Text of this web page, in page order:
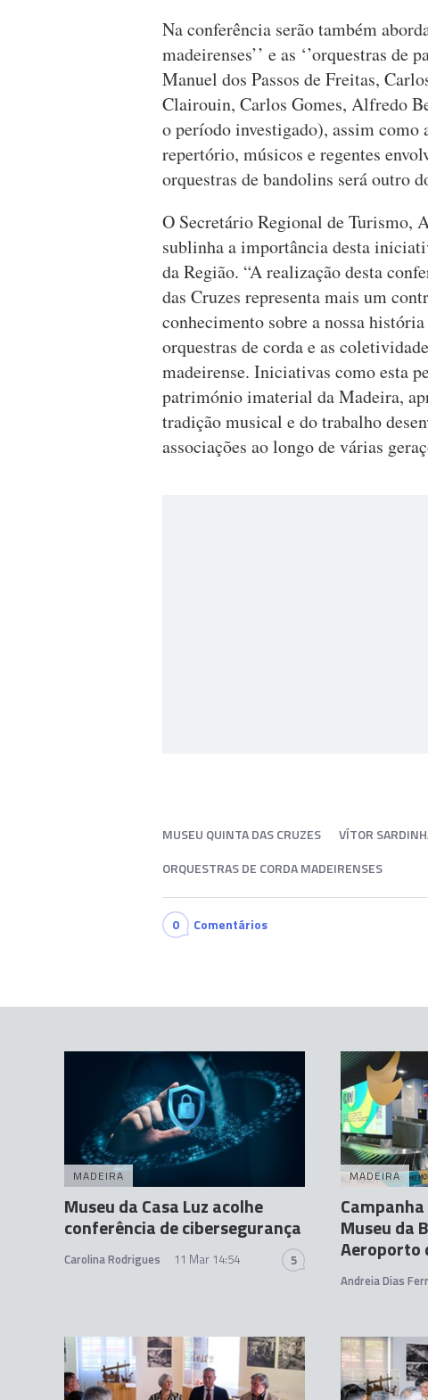
Na conferência serão também
madeirenses’’ e as ‘’orquestras de
Manuel dos Passos de Freitas,
Clairouin, Carlos Gomes, Alfredo
o período investigado), assim como
repertório, músicos e regentes
orquestras de bandolins será outro
O Secretário Regional de Turismo,
sublinha a importância desta
da Região. “A realização desta
das Cruzes representa mais um
conhecimento sobre a nossa
orquestras de corda e as
madeirense. Iniciativas como esta
património imaterial da Madeira,
tradição musical e do trabalho
associações ao longo de várias
MUSEU QUINTA DAS CRUZES VÍTOR
ORQUESTRAS DE CORDA MADEIRENSES
0 Comentários
MADEIRA
Museu da Casa Luz acolhe
conferência de cibersegurança
Carolina Rodrigues 11 Mar 14:54 5
MADEIRA
Museu da
Aeroporto
Andreia Dias